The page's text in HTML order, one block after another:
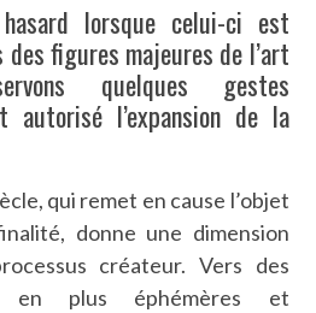
lorsque celui-ci est
des figures majeures de l’art
quelques gestes
autorisé l’expansion de la
qui remet en cause l’objet
donne une dimension
créateur. Vers des
plus éphémères et